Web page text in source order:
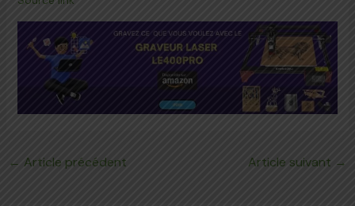
← Article précédent Article suivant →